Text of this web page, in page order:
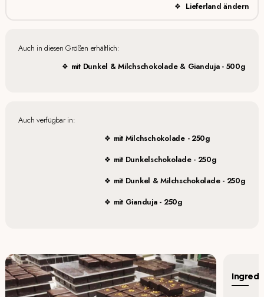
Lieferland ändern
Auch in diesen Größen erhältlich:
mit Dunkel & Milchschokolade & Gianduja - 500g
Auch verfügbar in:
mit Milchschokolade - 250g
mit Dunkelschokolade - 250g
mit Dunkel & Milchschokolade - 250g
mit Gianduja - 250g